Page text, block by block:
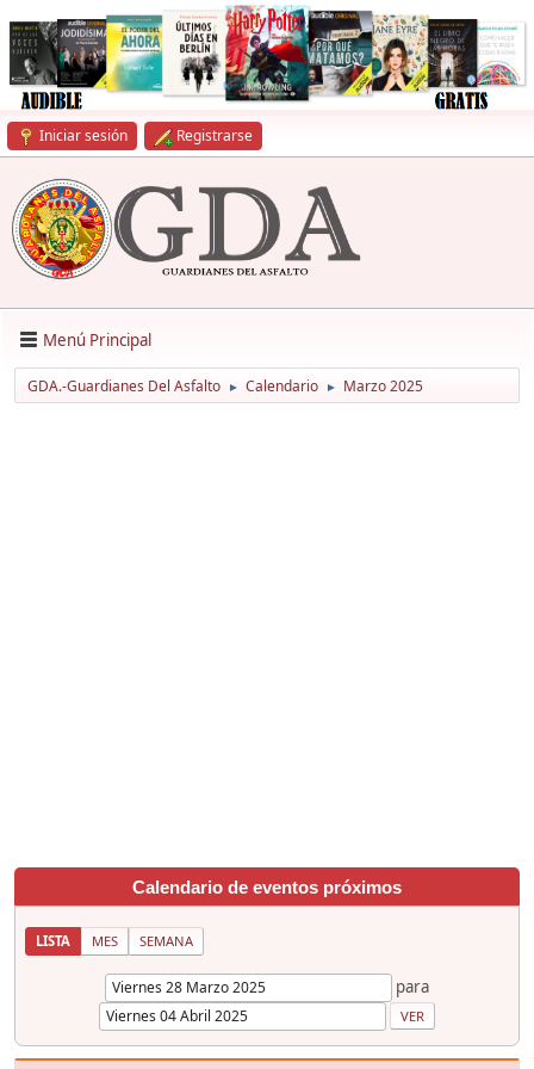
Iniciar sesión Registrarse
Menú Principal
GDA.-Guardianes Del Asfalto ► Calendario ► Marzo 2025
Calendario de eventos próximos
LISTA MES SEMANA
para